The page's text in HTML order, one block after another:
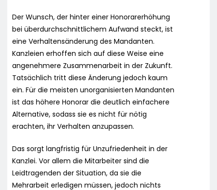
Der Wunsch, der hinter einer Honorarerhöhung
bei überdurchschnittlichem Aufwand steckt, ist
eine Verhaltensänderung des Mandanten.
Kanzleien erhoffen sich auf diese Weise eine
angenehmere Zusammenarbeit in der Zukunft.
Tatsächlich tritt diese Änderung jedoch kaum
ein. Für die meisten unorganisierten Mandanten
ist das höhere Honorar die deutlich einfachere
Alternative, sodass sie es nicht für nötig
erachten, ihr Verhalten anzupassen.
Das sorgt langfristig für Unzufriedenheit in der
Kanzlei. Vor allem die Mitarbeiter sind die
Leidtragenden der Situation, da sie die
Mehrarbeit erledigen müssen, jedoch nichts